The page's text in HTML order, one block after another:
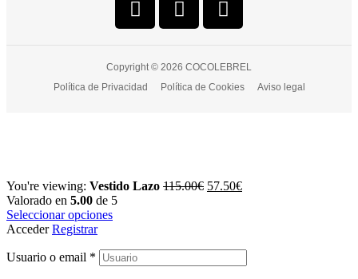
Copyright © 2026 COCOLEBREL
Política de Privacidad
Política de Cookies Aviso legal
You're viewing: Vestido Lazo 115.00€ 57.50€
Valorado en 5.00 de 5
Seleccionar opciones
Acceder Registrar
Usuario o email *